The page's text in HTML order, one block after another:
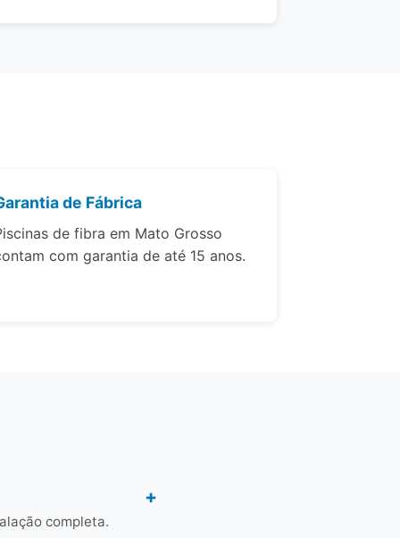
de Fábrica
de fibra em Mato Grosso
com garantia de até 15 anos.
completa.